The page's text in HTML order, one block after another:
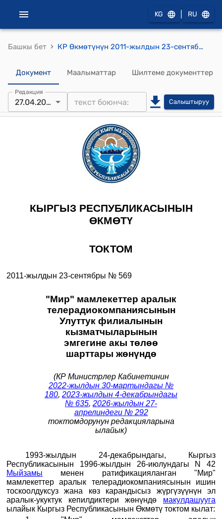
KG RU
Башкы бет › КР Өкмөтүнүн 2011-жылдын 23-сентябрындагы №569 "МИР» Мамлекеттер аралык телерадиокомпаниясынын улуттук филиалынын кызматчыларынын эмгегине акы төлөө шарттары жөнүндө" токтому
Документ Маалыматтар Шилтеме документтер
Редакция
27.04.2026 Салыштыруу